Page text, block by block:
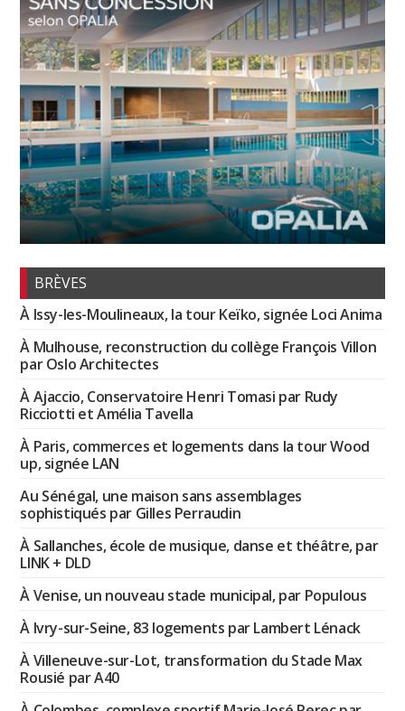
BRÈVES
À Issy-les-Moulineaux, la tour Keïko, signée Loci Anima
À Mulhouse, reconstruction du collège François Villon
par Oslo Architectes
À Ajaccio, Conservatoire Henri Tomasi par Rudy
Ricciotti et Amélia Tavella
À Paris, commerces et logements dans la tour Wood
up, signée LAN
Au Sénégal, une maison sans assemblages
sophistiqués par Gilles Perraudin
À Sallanches, école de musique, danse et théâtre, par
LINK + DLD
À Venise, un nouveau stade municipal, par Populous
À Ivry-sur-Seine, 83 logements par Lambert Lénack
À Villeneuve-sur-Lot, transformation du Stade Max
Rousié par A40